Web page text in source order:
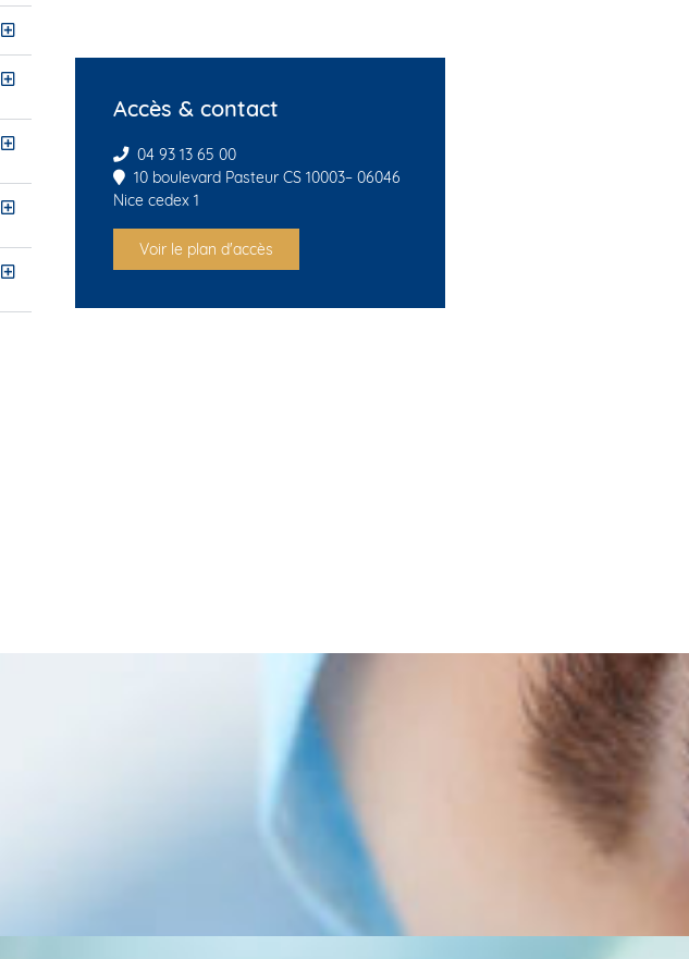
Accès & contact
04 93 13 65 00
10 boulevard Pasteur CS 10003– 06046
Nice cedex 1
Voir le plan d'accès